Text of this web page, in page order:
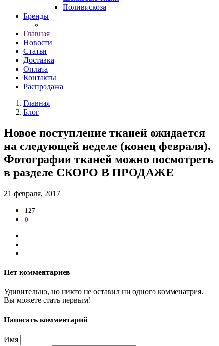
Поливискоза
Бренды
Главная
Новости
Статьи
Доставка
Оплата
Контакты
Распродажа
Главная
Блог
Новое поступление тканей ожидается
на следующей неделе (конец февраля).
Фотографии тканей можно посмотреть
в разделе СКОРО В ПРОДАЖЕ
21 февраля, 2017
127
0
Нет комментариев
Удивительно, но никто не оставил ни одного комменатрия.
Вы можете стать первым!
Написать комментарий
Имя